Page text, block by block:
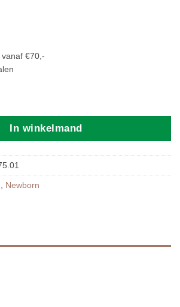
€70,-
Chunky Knit Beige 0-3 Maanden
In winkelmand
, Newborn